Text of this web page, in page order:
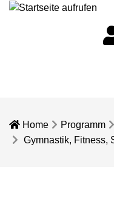
Home Programm
Gymnastik, Fitness,